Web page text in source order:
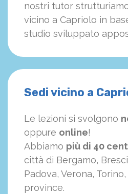
nostri tutor
vicino a Capriolo in
studio sviluppato
Sedi vicino a
Le lezioni si svolgono
oppure online!
Abbiamo più di 40
città di Bergamo,
Padova, Verona,
province.